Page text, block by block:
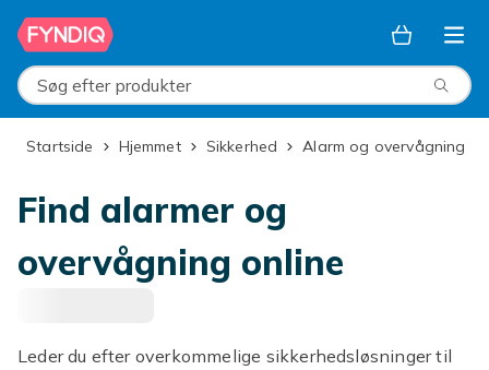
Spring til hovedindhold
Søg efter produkter
Startside Hjemmet Sikkerhed Alarm og overvågning
Find alarmer og
overvågning online
Leder du efter overkommelige sikkerhedsløsninger til